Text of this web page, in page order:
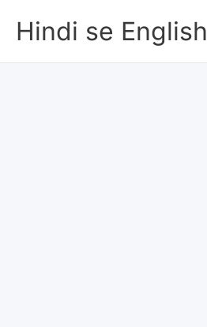
contentHindi se English